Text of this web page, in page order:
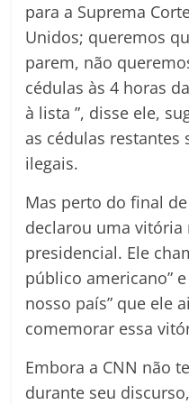
para a Suprema
Unidos; queremos
parem, não
cédulas às 4 horas
à lista ”, disse ele,
as cédulas restantes
ilegais.
Mas perto do final
declarou uma vitória
presidencial. Ele
público americano”
nosso país” que ele
comemorar essa
Embora a CNN não
durante seu